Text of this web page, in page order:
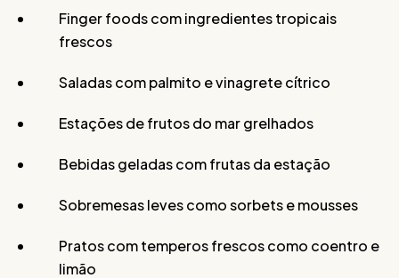
Finger foods com ingredientes tropicais
frescos
Saladas com palmito e vinagrete cítrico
Estações de frutos do mar grelhados
Bebidas geladas com frutas da estação
Sobremesas leves como sorbets e mousses
Pratos com temperos frescos como coentro e
limão